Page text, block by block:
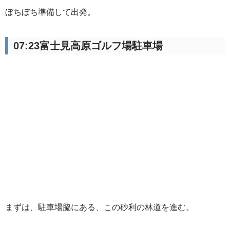
ぼちぼち準備して出発。
07:23富士見高原ゴルフ場駐車場
まずは、駐車場脇にある、この砂利の林道を進む。